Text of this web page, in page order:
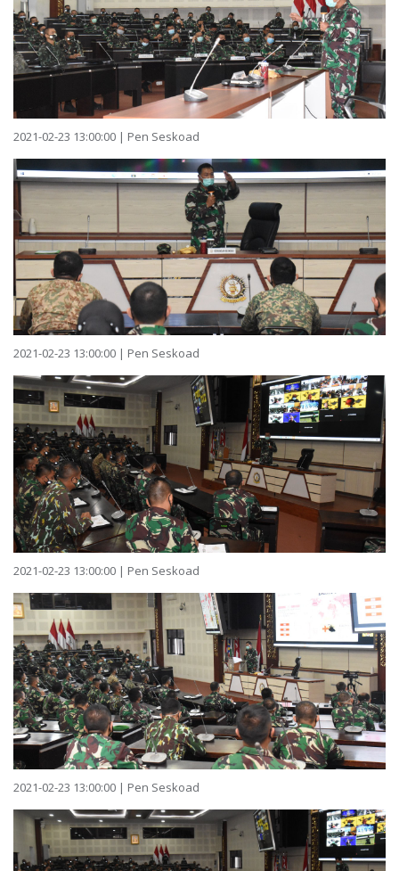
2021-02-23 13:00:00 | Pen Seskoad
2021-02-23 13:00:00 | Pen Seskoad
2021-02-23 13:00:00 | Pen Seskoad
2021-02-23 13:00:00 | Pen Seskoad